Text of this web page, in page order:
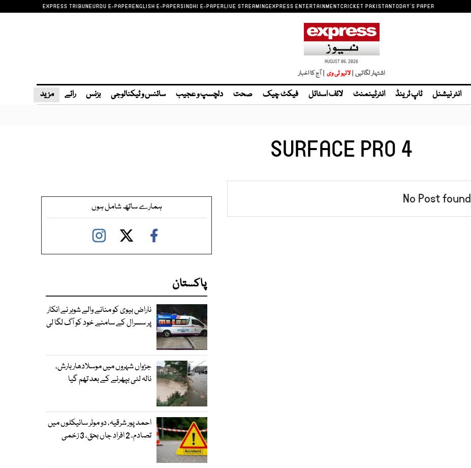
EXPRESS TRIBUNEURDU E-PAPERENGLISH E-PAPERSINDHI E-PAPERLIVE STREAMINGEXPRESS ENTERTAINMENTCRICKET PAKISTANTODAY'S PAPER
AUGUST 06, 2026
اشتہار لگائیں | | آج کا اخبار
انٹر نیشنل ٹاپ ٹرینڈ انٹرٹینمنٹ لائف اسٹائل فیکٹ چیک صحت دلچسپ و عجیب سائنس و ٹیکنالوجی بزنس رائے مزید
SURFACE PRO 4
No Post found ہمارے ساتھ شامل ہوں
پاکستان
ناراض بیوی کو منانے والے شوہر نے انکار
پر سسرال کے سامنے خود کو آگ لگا لی
جڑواں شہروں میں موسلادھار بارش،
نالہ لئی بپھرنے کے بعد تھم گیا
احمد پور شرقیہ، دو موٹر سائیکلوں میں
تصادم، 2 افراد جاں بحق، 3 زخمی